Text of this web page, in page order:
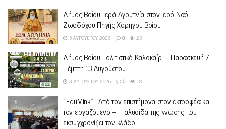
Δήμος Βοΐου: Ιερά Αγρυπνία στον Ιερό Ναό
Ζωοδόχου Πηγής Χορηγού Βοΐου
5 ΑΥΓΟΎΣΤΟΥ 2026 0 23
Δήμος Βοΐου:Πολιτιστικό Καλοκαίρι – Παρασκευή 7 –
Πέμπτη 13 Αυγούστου
3 ΑΥΓΟΎΣΤΟΥ 2026 0 18
«EduMink» : Από τον επιστήμονα στον εκτροφέα και
τον εργαζόμενο – Η αλυσίδα της γνώσης που
εκσυγχρονίζει τον κλάδο